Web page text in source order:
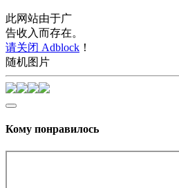
此网站由于广
告收入而存在。
请关闭 Adblock ！
随机图片
Кому понравилось